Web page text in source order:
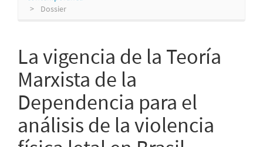
Dossier
La vigencia de la Teoría
Marxista de la
Dependencia para el
análisis de la violencia